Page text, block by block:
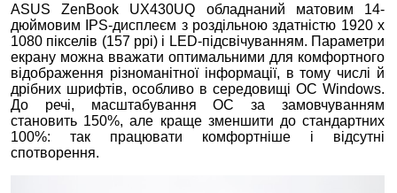
ASUS ZenBook UX430UQ обладнаний матовим 14-
дюймовим IPS-дисплеєм з роздільною здатністю 1920 x
1080 пікселів (157 ppi) і LED-підсвічуванням. Параметри
екрану можна вважати оптимальними для комфортного
відображення різноманітної інформації, в тому числі й
дрібних шрифтів, особливо в середовищі ОС Windows.
До речі, масштабування ОС за замовчуванням
становить 150%, але краще зменшити до стандартних
100%: так працювати комфортніше і відсутні
спотворення.